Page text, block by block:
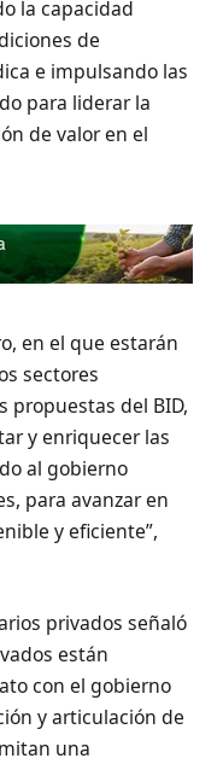
la capacidad
de
e impulsando las
para liderar la
de valor en el
en el que estarán
sectores
propuestas del BID,
y enriquecer las
al gobierno
para avanzar en
y eficiente”,
privados señaló
están
con el gobierno
y articulación de
una